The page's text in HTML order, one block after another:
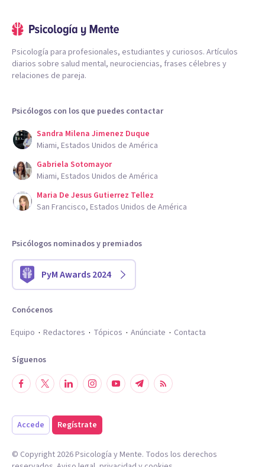
Psicología para profesionales, estudiantes y curiosos. Artículos
diarios sobre salud mental, neurociencias, frases célebres y
relaciones de pareja.
Psicólogos con los que puedes contactar
Sandra Milena Jimenez Duque
Miami, Estados Unidos de América
Gabriela Sotomayor
Miami, Estados Unidos de América
Maria De Jesus Gutierrez Tellez
San Francisco, Estados Unidos de América
Psicólogos nominados y premiados
PyM Awards 2024
Conócenos
Equipo
Redactores Tópicos Anúnciate Contacta
Síguenos
Accede Regístrate
© Copyright 2026Psicología y Mente. Todos los derechos